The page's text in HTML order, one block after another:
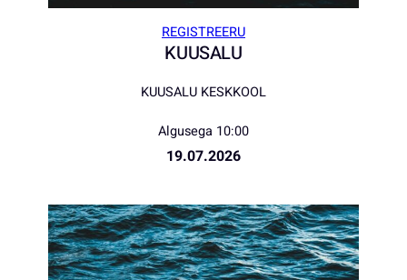
REGISTREERU
KUUSALU
KUUSALU KESKKOOL
Algusega 10:00
19.07.2026